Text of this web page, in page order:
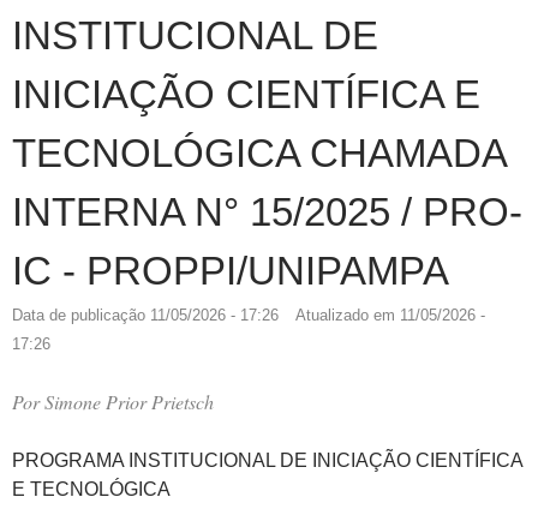
INSTITUCIONAL DE
INICIAÇÃO CIENTÍFICA E
TECNOLÓGICA CHAMADA
INTERNA N° 15/2025 / PRO-
IC - PROPPI/UNIPAMPA
Data de publicação 11/05/2026 - 17:26 Atualizado em 11/05/2026 -
17:26
PorSimone Prior Prietsch
PROGRAMA INSTITUCIONAL DE INICIAÇÃO CIENTÍFICA
E TECNOLÓGICA